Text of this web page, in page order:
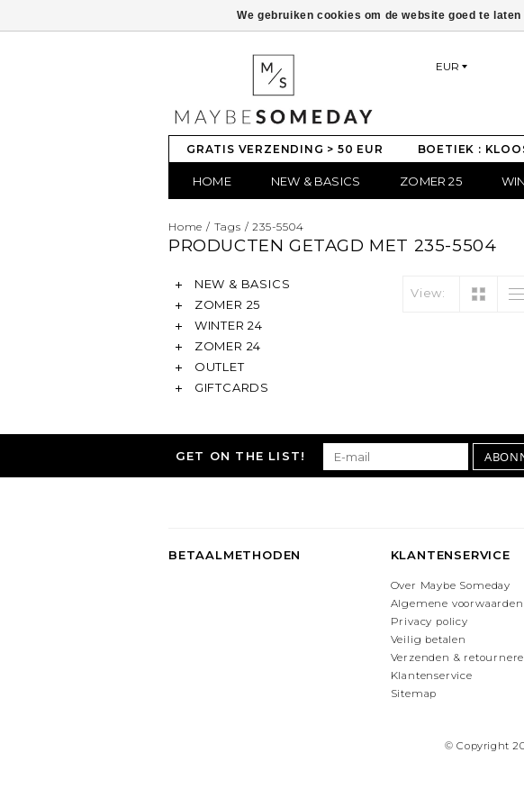
EUR
GRATIS VERZENDING > 50 EUR BOETIEK :
HOME NEW & BASICS ZOMER 25
Home / Tags /235-5504
PRODUCTEN GETAGD MET 235-5504
NEW & BASICS
ZOMER 25
WINTER 24
ZOMER 24
OUTLET
GIFTCARDS
View:
We gebruiken cookies om de website goed te
GET ON THE LIST!
BETAALMETHODEN KLANTENSERVICE
Over Maybe Someday
Algemene voorwaarden
Privacy policy
Veilig betalen
Verzenden &
Klantenservice
Sitemap
© Copyright